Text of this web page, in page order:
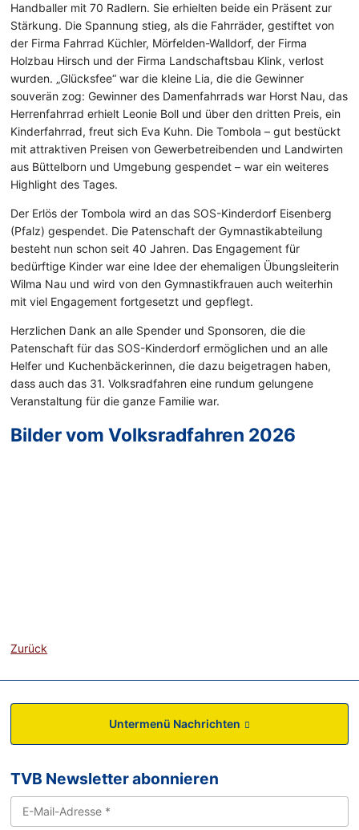
Handballer mit 70 Radlern. Sie erhielten beide ein Präsent zur
Stärkung. Die Spannung stieg, als die Fahrräder, gestiftet von
der Firma Fahrrad Küchler, Mörfelden-Walldorf, der Firma
Holzbau Hirsch und der Firma Landschaftsbau Klink, verlost
wurden. „Glücksfee“ war die kleine Lia, die die Gewinner
souverän zog: Gewinner des Damenfahrrads war Horst Nau, das
Herrenfahrrad erhielt Leonie Boll und über den dritten Preis, ein
Kinderfahrrad, freut sich Eva Kuhn. Die Tombola – gut bestückt
mit attraktiven Preisen von Gewerbetreibenden und Landwirten
aus Büttelborn und Umgebung gespendet – war ein weiteres
Highlight des Tages.
Der Erlös der Tombola wird an das SOS-Kinderdorf Eisenberg
(Pfalz) gespendet. Die Patenschaft der Gymnastikabteilung
besteht nun schon seit 40 Jahren. Das Engagement für
bedürftige Kinder war eine Idee der ehemaligen Übungsleiterin
Wilma Nau und wird von den Gymnastikfrauen auch weiterhin
mit viel Engagement fortgesetzt und gepflegt.
Herzlichen Dank an alle Spender und Sponsoren, die die
Patenschaft für das SOS-Kinderdorf ermöglichen und an alle
Helfer und Kuchenbäckerinnen, die dazu beigetragen haben,
dass auch das 31. Volksradfahren eine rundum gelungene
Veranstaltung für die ganze Familie war.
Bilder vom Volksradfahren 2026
Zurück
Untermenü Nachrichten
TVB Newsletter abonnieren